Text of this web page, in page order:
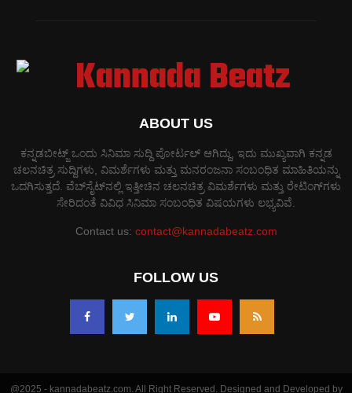
ABOUT US
ಕನ್ನಡಬೀಟ್ಜ್ ಒಂದು ಸಿನಿಮಾ ಸುದ್ದಿ ಪೋರ್ಟಲ್ ಆಗಿದ್ದು, ಇದು ಮುಖ್ಯವಾಗಿ ಕನ್ನಡ
ಚಲನಚಿತ್ರ ಸುದ್ದಿಗಳು, ವಿಮರ್ಶೆಗಳು ಮತ್ತು ಮನರಂಜನಾ ಸಂಬಂಧಿತ ಮಾಹಿತಿಯನ್ನು
ಒದಗಿಸುತ್ತದೆ. ವೆಬ್‌ಸೈಟ್‌ನಲ್ಲಿ ಇತ್ತೀಚಿನ ಚಲನಚಿತ್ರ ವಿಮರ್ಶೆಗಳು ಮತ್ತು ರೇಟಿಂಗ್‌ಗಳು
ಸೇರಿದಂತೆ ವಿವಿಧ ಸಿನಿಮಾ ಸಂಬಂಧಿತ ವಿಷಯಗಳು ಲಭ್ಯವಿವೆ.
Contact us: contact@kannadabeatz.com
FOLLOW US
@2025 - kannadabeatz.com. All Right Reserved. Designed and Developed by